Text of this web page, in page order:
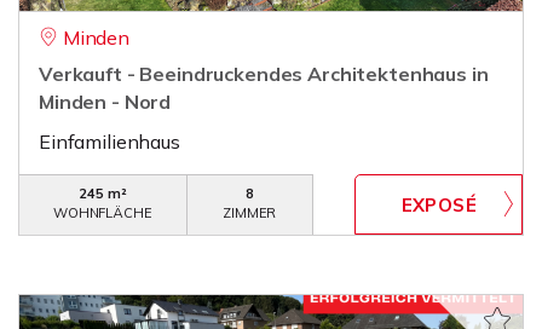
Minden
Verkauft - Beeindruckendes Architektenhaus in
Minden - Nord
Einfamilienhaus
245 m²
WOHNFLÄCHE
8
ZIMMER